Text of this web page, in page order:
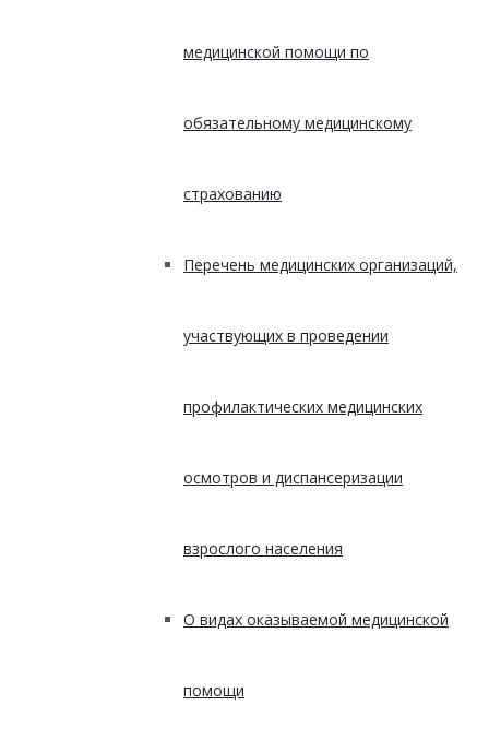
медицинской помощи по
обязательному медицинскому
страхованию
Перечень медицинских организаций,
участвующих в проведении
профилактических медицинских
осмотров и диспансеризации
взрослого населения
О видах оказываемой медицинской
помощи